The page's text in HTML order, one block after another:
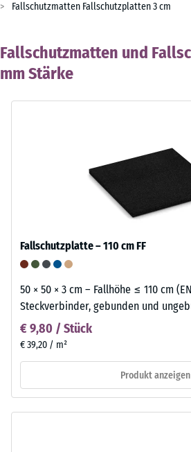
Fallschutzmatten Fallschutzplatten 3 cm
Fallschutzmatten und
mm Stärke
Fallschutzplatte – 110 cm FF
50 × 50 × 3 cm – Fallhöhe ≤ 110 cm
Steckverbinder, gebunden und
€ 9,80 / Stück
€ 39,20 / m²
Produkt anzeigen